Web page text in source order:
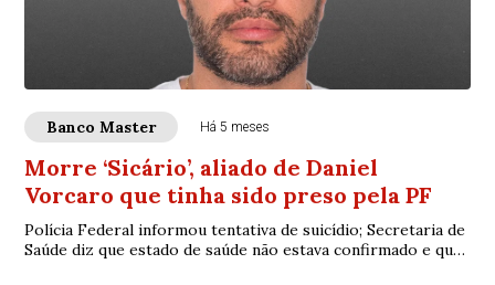
Banco Master Há 5 meses
Morre ‘Sicário’, aliado de Daniel
Vorcaro que tinha sido preso pela PF
Polícia Federal informou tentativa de suicídio; Secretaria de
Saúde diz que estado de saúde não estava confirmado e que